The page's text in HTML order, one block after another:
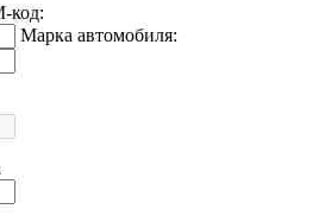
код:
Марка автомобиля: